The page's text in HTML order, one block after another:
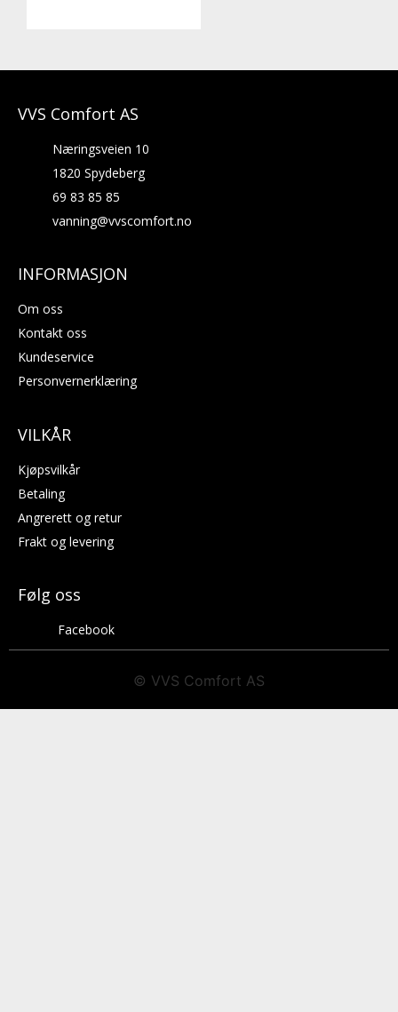
VVS Comfort AS
Næringsveien 10
1820 Spydeberg
69 83 85 85
vanning@vvscomfort.no
INFORMASJON
Om oss
Kontakt oss
Kundeservice
Personvernerklæring
VILKÅR
Kjøpsvilkår
Betaling
Angrerett og retur
Frakt og levering
Følg oss
Facebook
© VVS Comfort AS